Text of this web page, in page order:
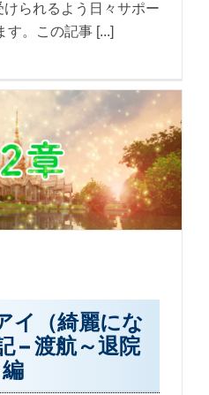
られるよう日々サポー
す。この記事 [...]
イ（綺麗にな
– 渡航～退院
編